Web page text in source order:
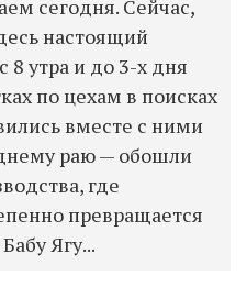
сегодня. Сейчас,
настоящий
утра и до 3-х дня
по цехам в поисках
вместе с ними
раю — обошли
где
превращается
Ягу...